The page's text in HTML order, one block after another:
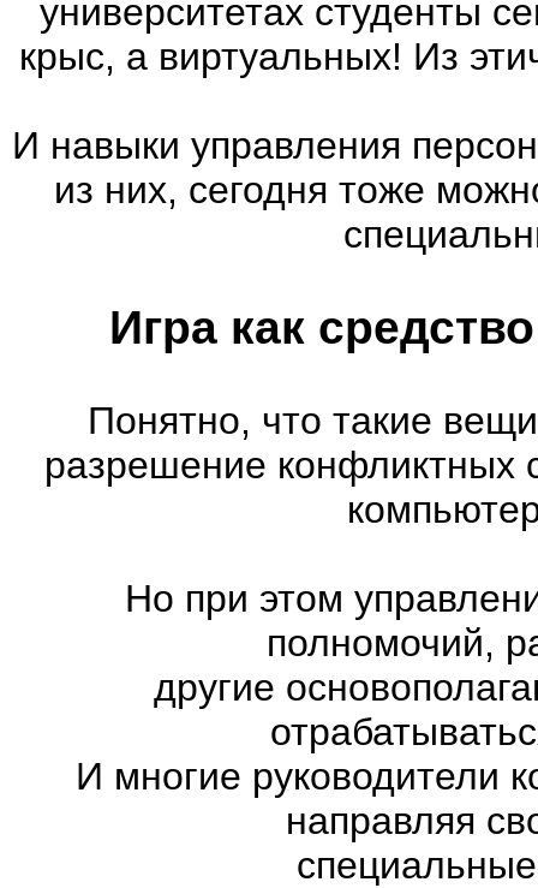
университетах студенты
крыс, а виртуальных! Из
И навыки управления
из них, сегодня тоже
Игра как
Понятно, что такие
разрешение конфликтных
Но при этом
полномочий,
другие
И многие руководители
направляя